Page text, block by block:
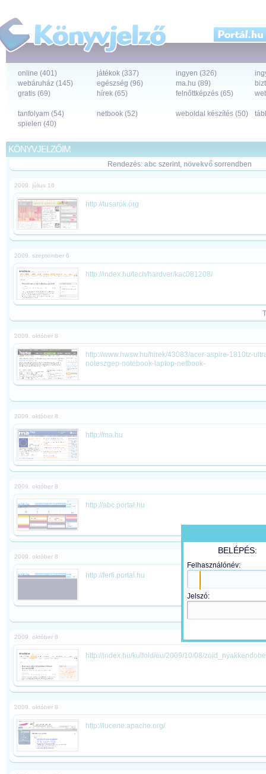
online (401) játékok (337) ingyen (326)
webáruház (145)
egészség (96) ma.hu (89)
gratis (69)
hírek (65) felnőttképzés (65)
tanfolyam (54) netbook (52) weboldal készítés (50)
spielen (40)
KÖNYVJELZŐIM
Rendezés: abc szerint, növekvősorrendben
2009. július 16
http://tusarok.org
2009. szeptember 6
http://index.hu/tech/hardver/kac081208/
2009. október 8
http://www.hwsw.hu/hirek/43083/acer-aspire-1810tz-
noteszgep-notebook-laptop-netbook-
2009. október 8
http://ma.hu
2009. október 8
http://abc.portal.hu
2009. október 8
http://ferfi.portal.hu
2009. október 8
http://index.hu/kulfold/eu/2009/10/08/
2009. október 8
http://lucene.apache.org/
BELÉPÉS:
Felhasználónév:
Jelszó: